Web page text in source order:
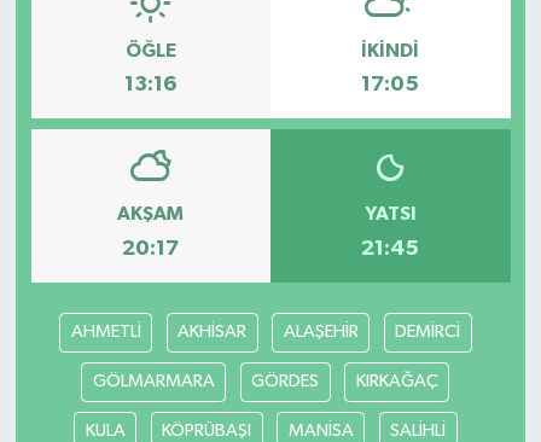
ÖĞLE
13:16
İKINDI
17:05
AKŞAM
20:17
YATSI
21:45
AHMETLİ AKHİSAR ALAŞEHİR DEMİRCİ
GÖLMARMARA GÖRDES KIRKAĞAÇ
KULA KÖPRÜBAŞI MANİSA SALİHLİ